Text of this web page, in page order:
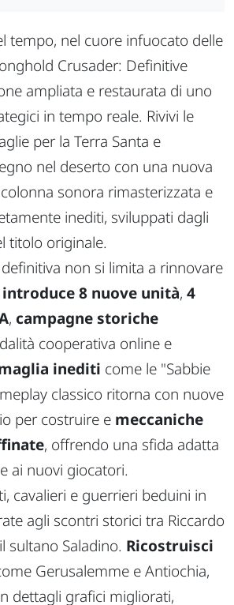
tempo, nel cuore infuocato delle
Crusader: Definitive
ampliata e restaurata di uno
in tempo reale. Rivivi le
per la Terra Santa e
nel deserto con una nuova
sonora rimasterizzata e
inediti, sviluppati dagli
titolo originale.
non si limita a rinnovare
introduce 8 nuove unità, 4
, campagne storiche
cooperativa online e
inediti come le "Sabbie
classico ritorna con nuove
per costruire e meccaniche
, offrendo una sfida adatta
ai nuovi giocatori.
cavalieri e guerrieri beduini in
agli scontri storici tra Riccardo
sultano Saladino. Ricostruisci
Gerusalemme e Antiochia,
dettagli grafici migliorati,